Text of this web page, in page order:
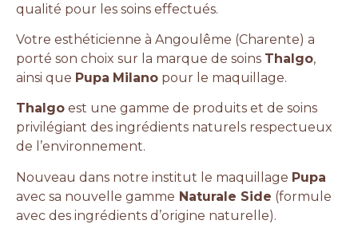
qualité pour les soins effectués.
Votre esthéticienne à Angoulême (Charente) a
porté son choix sur la marque de soins Thalgo,
ainsi que Pupa Milano pour le maquillage.
Thalgo est une gamme de produits et de soins
privilégiant des ingrédients naturels respectueux
de l’environnement.
Nouveau dans notre institut le maquillage Pupa
avec sa nouvelle gamme Naturale Side (formule
avec des ingrédients d’origine naturelle).